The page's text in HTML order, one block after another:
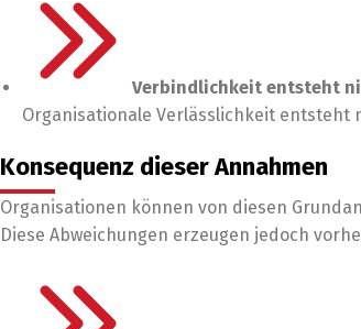
Verbindlichkeit entsteht
Organisationale Verlässlichkeit entsteht
Konsequenz dieser Annahmen
Organisationen können von diesen
Diese Abweichungen erzeugen jedoch